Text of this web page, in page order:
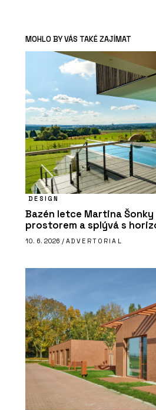
MOHLO BY VÁS TAKÉ ZAJÍMAT
DESIGN
Bazén letce Martina
prostorem a splývá s
10. 6. 2026 / ADVERTORIAL